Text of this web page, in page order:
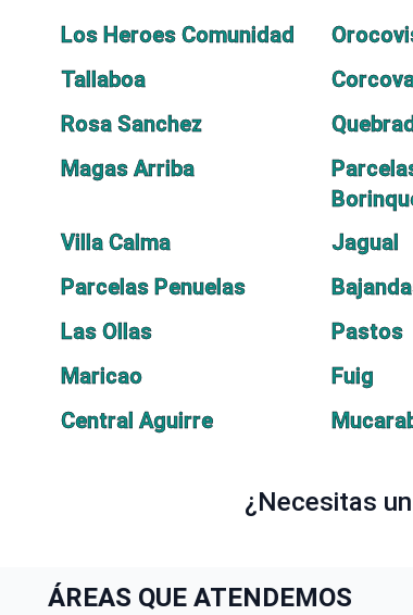
Los Heroes Comunidad
Tallaboa
Rosa Sanchez
Magas Arriba
Villa Calma Jagual
Parcelas Penuelas
Las Ollas
Pastos
Maricao
Fuig
Central Aguirre
¿Necesitas
ÁREAS QUE ATENDEMOS